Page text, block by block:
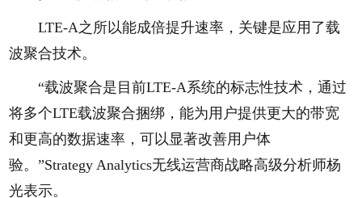
LTE-A之所以能成倍提升速率，关键是应用了载
波聚合技术。
“载波聚合是目前LTE-A系统的标志性技术，通过
将多个LTE载波聚合捆绑，能为用户提供更大的带宽
和更高的数据速率，可以显著改善用户体
验。”Strategy Analytics无线运营商战略高级分析师杨
光表示。